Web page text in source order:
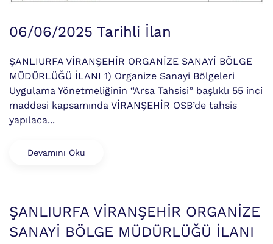
06/06/2025 Tarihli İlan
ŞANLIURFA VİRANŞEHİR ORGANİZE SANAYİ BÖLGE
MÜDÜRLÜĞÜ İLANI 1) Organize Sanayi Bölgeleri
Uygulama Yönetmeliğinin “Arsa Tahsisi” başlıklı 55 inci
maddesi kapsamında VİRANŞEHİR OSB’de tahsis
yapılaca...
Devamını Oku
ŞANLIURFA VİRANŞEHİR ORGANİZE
SANAYİ BÖLGE MÜDÜRLÜĞÜ İLANI